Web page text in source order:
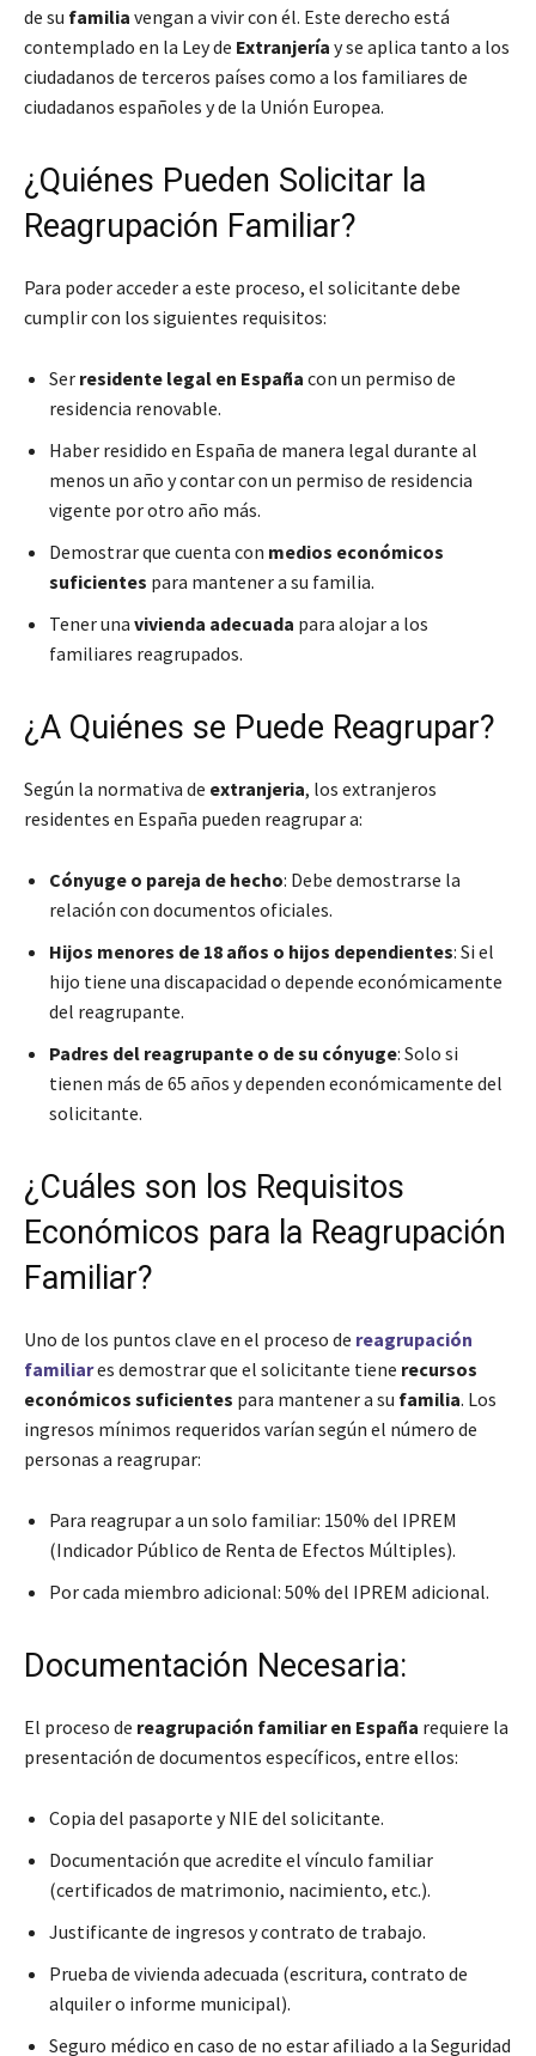
de su familia vengan a vivir con él. Este derecho está
contemplado en la Ley de Extranjería y se aplica tanto a los
ciudadanos de terceros países como a los familiares de
ciudadanos españoles y de la Unión Europea.
¿Quiénes Pueden Solicitar la
Reagrupación Familiar?
Para poder acceder a este proceso, el solicitante debe
cumplir con los siguientes requisitos:
Ser residente legal en España con un permiso de
residencia renovable.
Haber residido en España de manera legal durante al
menos un año y contar con un permiso de residencia
vigente por otro año más.
Demostrar que cuenta con medios económicos
suficientes para mantener a su familia.
Tener una vivienda adecuada para alojar a los
familiares reagrupados.
¿A Quiénes se Puede Reagrupar?
Según la normativa de extranjeria, los extranjeros
residentes en España pueden reagrupar a:
Cónyuge o pareja de hecho: Debe demostrarse la
relación con documentos oficiales.
Hijos menores de 18 años o hijos dependientes: Si el
hijo tiene una discapacidad o depende económicamente
del reagrupante.
Padres del reagrupante o de su cónyuge: Solo si
tienen más de 65 años y dependen económicamente del
solicitante.
¿Cuáles son los Requisitos
Económicos para la Reagrupación
Familiar?
Uno de los puntos clave en el proceso de reagrupación
familiares demostrar que el solicitante tiene recursos
económicos suficientes para mantener a su familia. Los
ingresos mínimos requeridos varían según el número de
personas a reagrupar:
Para reagrupar a un solo familiar: 150% del IPREM
(Indicador Público de Renta de Efectos Múltiples).
Por cada miembro adicional: 50% del IPREM adicional.
Documentación Necesaria:
El proceso de reagrupación familiar en España requiere la
presentación de documentos específicos, entre ellos:
Copia del pasaporte y NIE del solicitante.
Documentación que acredite el vínculo familiar
(certificados de matrimonio, nacimiento, etc.).
Justificante de ingresos y contrato de trabajo.
Prueba de vivienda adecuada (escritura, contrato de
alquiler o informe municipal).
Seguro médico en caso de no estar afiliado a la Seguridad